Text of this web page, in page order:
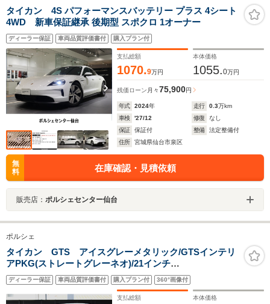
タイカン 4S パフォーマンスバッテリー プラス 4シート
4WD 新車保証継承 後期型 スポクロ 1オーナー
ディーラー保証 車両品質評価書付 購入プラン付
支払総額
1070.9万円
本体価格
1055.0万円
残価ローン 月々75,900円
年式 2024年 走行 0.3万km
車検
'27/12 修復
なし
保証
保証付 整備
法定整備付
住所
宮城県仙台市泉区
無
料
在庫確認・見積依頼
販売店： ポルシェセンター仙台
ポルシェ
タイカン GTS アイスグレーメタリック/GTSインテリ
アPKG(ストレートグレーネオ)/21インチ
TaycanExclusiveDesign(ハイグロスブラック塗装)/4+1シ
ート/シートヒーターFR/リアアクスルステアリン
グ/PorscheDesignクロック
ディーラー保証 車両品質評価書付 購入プラン付 360°画像付
支払総額 本体価格